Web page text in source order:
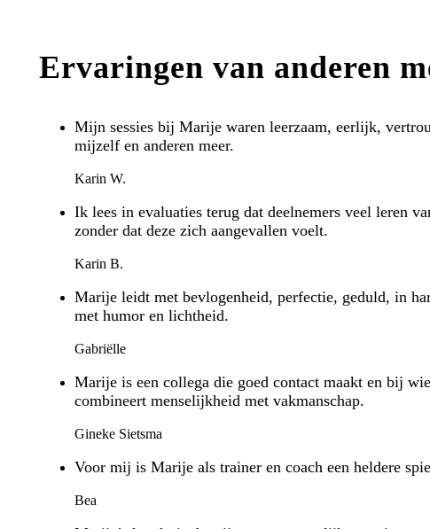
Ervaringen van anderen
Mijn sessies bij Marije waren leerzaam, eerlijk,
mijzelf en anderen meer.
Karin W.
Ik lees in evaluaties terug dat deelnemers veel leren
zonder dat deze zich aangevallen voelt.
Karin B.
Marije leidt met bevlogenheid, perfectie, geduld, in
met humor en lichtheid.
Gabriëlle
Marije is een collega die goed contact maakt en bij
combineert menselijkheid met vakmanschap.
Gineke Sietsma
Voor mij is Marije als trainer en coach een heldere
Bea